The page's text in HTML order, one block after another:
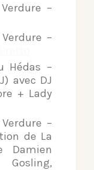
–
–
Hédas –
avec DJ
+ Lady
–
de La